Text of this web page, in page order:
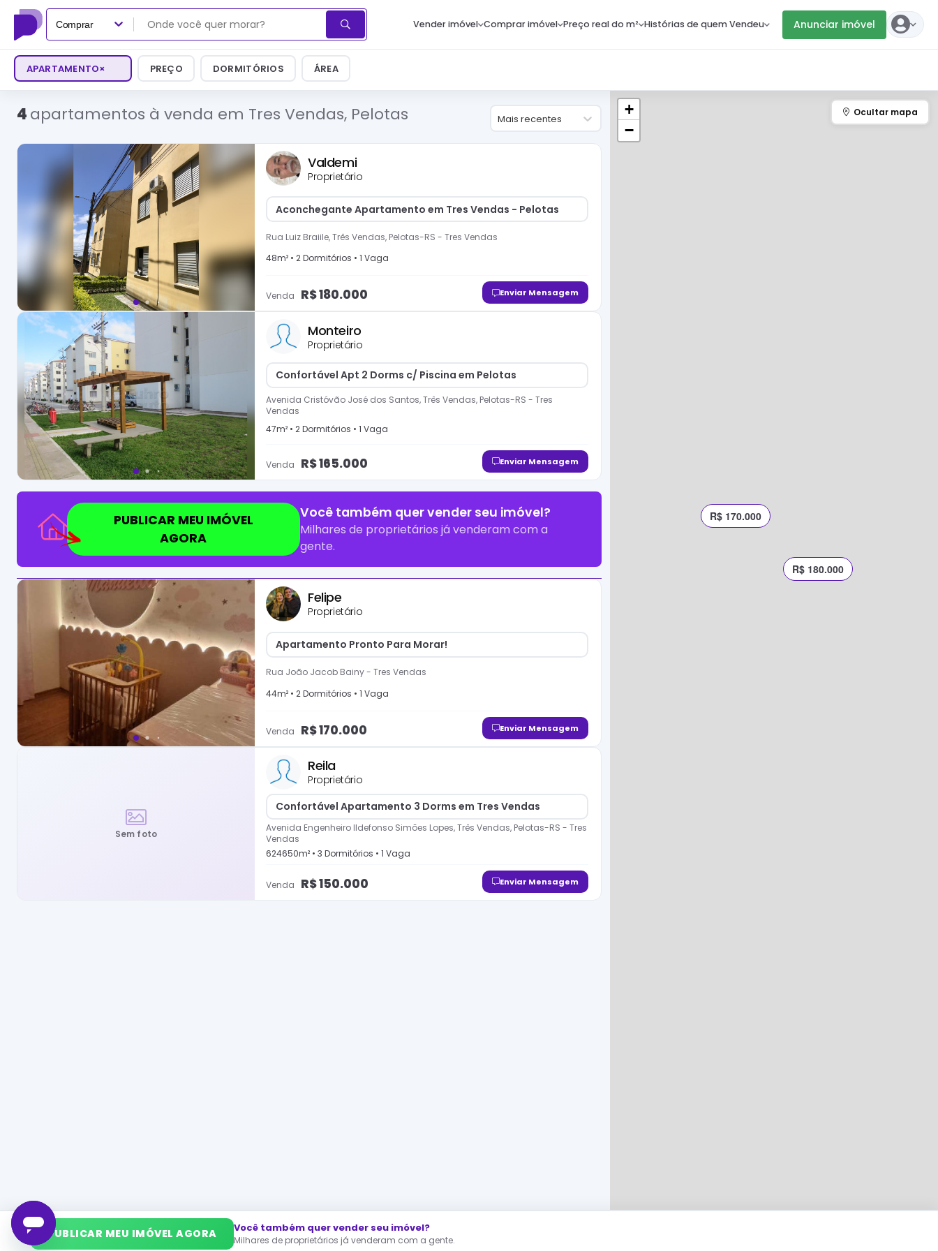
Comprar Vender imóvel Comprar imóvel Preço real do m² Histórias de quem Vendeu Anunciar imóvel
APARTAMENTO× PREÇO DORMITÓRIOS ÁREA
4apartamentos à venda em Tres Vendas, Pelotas Mais recentes
Valdemi
Proprietário
Aconchegante Apartamento em Tres Vendas - Pelotas
Rua Luiz Braiile, Três Vendas, Pelotas-RS - Tres Vendas
48m² • 2Dormitórios • 1 Vaga
Venda R$180.000 Enviar Mensagem
Monteiro
Proprietário
Confortável Apt 2 Dorms c/ Piscina em Pelotas
Avenida Cristóvão José dos Santos, Três Vendas, Pelotas-RS - Tres
Vendas
47m² • 2Dormitórios • 1 Vaga
Venda R$165.000 Enviar Mensagem
Você também quer vender seu imóvel?
Milhares de proprietários já venderam com a
gente.
PUBLICAR MEU IMÓVEL
AGORA
Felipe
Proprietário
Apartamento Pronto Para Morar!
Rua João Jacob Bainy- Tres Vendas
44m² • 2Dormitórios • 1 Vaga
Venda R$170.000 Enviar Mensagem
Sem foto
Reila
Proprietário
Confortável Apartamento 3 Dorms em Tres Vendas
Avenida Engenheiro Ildefonso Simões Lopes, Três Vendas, Pelotas-RS - Tres
Vendas
624650m² • 3 Dormitórios • 1 Vaga
Venda R$150.000 Enviar Mensagem
R$ 180.000
R$ 170.000
+
−
➜ PUBLICAR MEU IMÓVEL AGORA Você também quer vender seu imóvel?
Milhares de proprietários já venderam com a gente.